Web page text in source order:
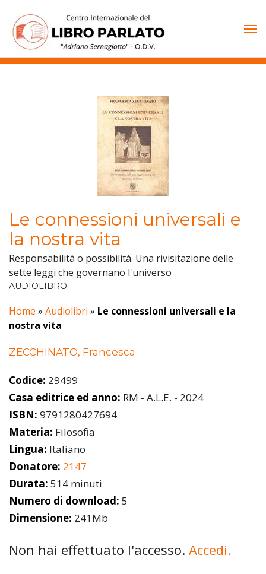
contenuto
Le connessioni universali e
la nostra vita
Responsabilità o possibilità. Una rivisitazione delle
sette leggi che governano l'universo
AUDIOLIBRO
Home » Audiolibri » Le connessioni universali e la
nostra vita
ZECCHINATO, Francesca
Codice: 29499
Casa editrice ed anno: RM - A.L.E. - 2024
ISBN: 9791280427694
Materia: Filosofia
Lingua: Italiano
Donatore: 2147
Durata: 514 minuti
Numero di download: 5
Dimensione: 241Mb
Non hai effettuato l'accesso. Accedi.